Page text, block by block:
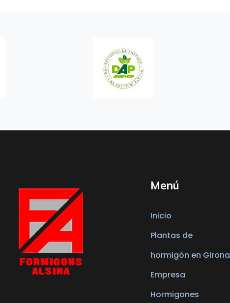
Menú
Inicio
Plantas de
hormigón en Girona
Empresa
Hormigones